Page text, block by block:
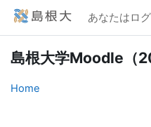
メインコンテンツへスキップする
あなたはロ
島根大学Moodle（
Home